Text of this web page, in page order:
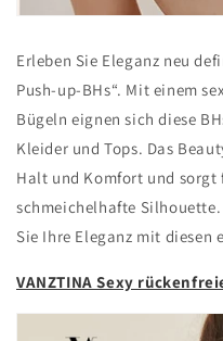
Erleben Sie Eleganz neu
Push-up-BHs“. Mit einem
Bügeln eignen sich diese
Kleider und Tops. Das
Halt und Komfort und sorgt
schmeichelhafte Silhouette.
Sie Ihre Eleganz mit diesen
VANZTINA Sexy